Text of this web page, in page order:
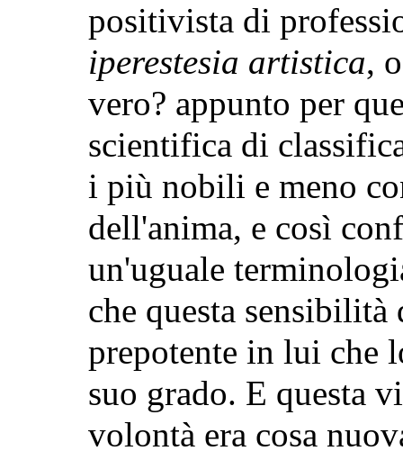
positivista di
iperestesia artistica,
vero? appunto per
scientifica di
i più nobili e meno
dell'anima, e così
un'uguale
che questa
prepotente in lui che
suo grado. E questa
volontà era cosa